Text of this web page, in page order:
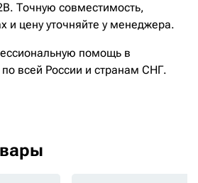
Точную совместимость,
и цену уточняйте у менеджера.
помощь в
по всей России и странам СНГ.